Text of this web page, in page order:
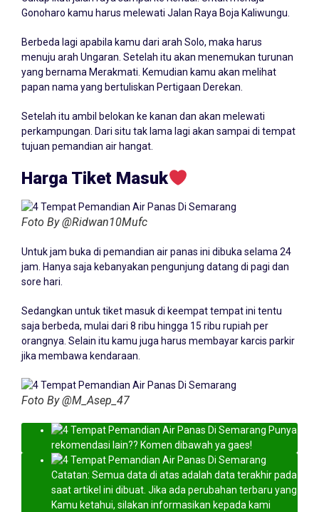
Gonoharo kamu harus melewati Jalan Raya Boja Kaliwungu.
Berbeda lagi apabila kamu dari arah Solo, maka harus
menuju arah Ungaran. Setelah itu akan menemukan turunan
yang bernama Merakmati. Kemudian kamu akan melihat
papan nama yang bertuliskan Pertigaan Derekan.
Setelah itu ambil belokan ke kanan dan akan melewati
perkampungan. Dari situ tak lama lagi akan sampai di tempat
tujuan pemandian air hangat.
Harga Tiket Masuk
Foto By @Ridwan10Mufc
Untuk jam buka di pemandian air panas ini dibuka selama 24
jam. Hanya saja kebanyakan pengunjung datang di pagi dan
sore hari.
Sedangkan untuk tiket masuk di keempat tempat ini tentu
saja berbeda, mulai dari 8 ribu hingga 15 ribu rupiah per
orangnya. Selain itu kamu juga harus membayar karcis parkir
jika membawa kendaraan.
Foto By @M_Asep_47
Punya
rekomendasi lain?? Komen dibawah ya gaes!
Catatan: Semua data di atas adalah data terakhir pada
saat artikel ini dibuat. Jika ada perubahan terbaru yang
Kamu ketahui, silakan informasikan kepada kami